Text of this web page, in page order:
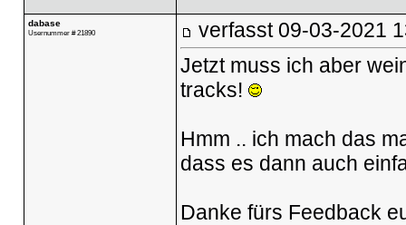
dabase
Usernummer # 21890 verfasst 09-03-2021
Jetzt muss ich aber
tracks!
Hmm .. ich mach das
dass es dann auch
Danke fürs Feedback